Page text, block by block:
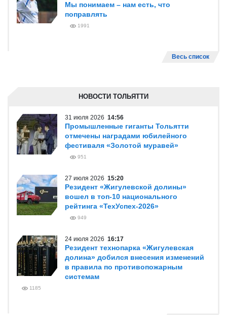
Мы понимаем – нам есть, что
поправлять
1991
Весь список
НОВОСТИ ТОЛЬЯТТИ
31 июля 2026 14:56
Промышленные гиганты Тольятти
отмечены наградами юбилейного
фестиваля «Золотой муравей»
951
27 июля 2026 15:20
Резидент «Жигулевской долины»
вошел в топ-10 национального
рейтинга «ТехУспех-2026»
949
24 июля 2026 16:17
Резидент технопарка «Жигулевская
долина» добился внесения изменений
в правила по противопожарным
системам
1185